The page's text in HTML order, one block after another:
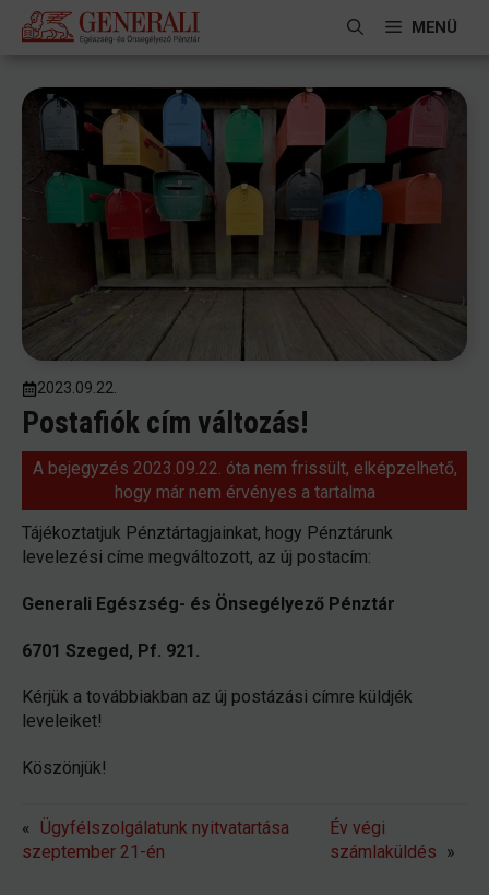
Kilépés
MENÜ
2023.09.22.
Postafiók cím változás!
A bejegyzés 2023.09.22. óta nem frissült, elképzelhető,
hogy már nem érvényes a tartalma
Tájékoztatjuk Pénztártagjainkat, hogy Pénztárunk
levelezési címe megváltozott, az új postacím:
Generali Egészség- és Önsegélyező Pénztár
6701 Szeged, Pf. 921.
Kérjük a továbbiakban az új postázási címre küldjék
leveleiket!
Köszönjük!
« Ügyfélszolgálatunk nyitvatartása
szeptember 21-én
Év végi
számlaküldés »